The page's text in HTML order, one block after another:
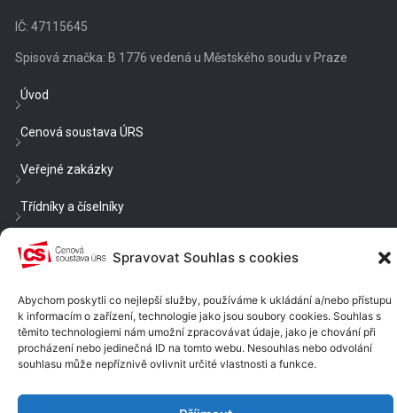
Spravovat Souhlas s cookies
Abychom poskytli co nejlepší služby, používáme k ukládání a/nebo přístupu
k informacím o zařízení, technologie jako jsou soubory cookies. Souhlas s
těmito technologiemi nám umožní zpracovávat údaje, jako je chování při
procházení nebo jedinečná ID na tomto webu. Nesouhlas nebo odvolání
souhlasu může nepříznivě ovlivnit určité vlastnosti a funkce.
IČ: 47115645
Spisová značka: B 1776 vedená u Městského soudu v Praze
Úvod
Cenová soustava ÚRS
Veřejné zakázky
Třídníky a číselníky
Blog
Nastavení cookies
Chcete být v obraze?
Dostávat e-mailem rady, náměty a informace?